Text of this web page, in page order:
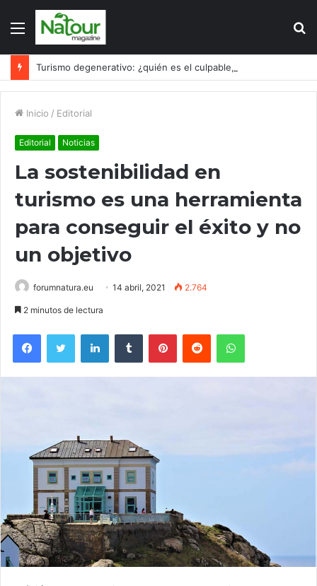
Menú
Inicio / Editorial
Editorial Noticias
La sostenibilidad en
turismo es una herramienta
para conseguir el éxito y no
un objetivo
forumnatura.eu 14 abril, 2021 2.764
2 minutos de lectura
FacebookTwitter LinkedInTumblr PinterestReddit WhatsApp